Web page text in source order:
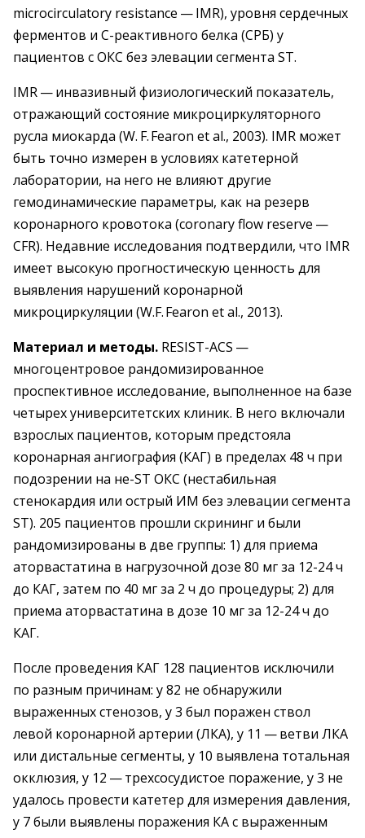
microcirculatory resistance — IMR), уровня сердечных
ферментов и С-реактивного белка (СРБ) у
пациентов с ОКС без элевации сегмента ST.
IMR — инвазивный физиологический показатель,
отражающий состояние микроциркуляторного
русла миокарда (W. F. Fearon et al., 2003). IMR может
быть точно измерен в условиях катетерной
лаборатории, на него не влияют другие
гемодинамические параметры, как на резерв
коронарного кровотока (coronary flow reserve —
CFR). Недавние исследования подтвердили, что IMR
имеет высокую прогностическую ценность для
выявления нарушений коронарной
микроциркуляции (W.F. Fearon et al., 2013).
Материал и методы. RESIST-ACS —
многоцентровое рандомизированное
проспективное исследование, выполненное на базе
четырех университетских клиник. В него включали
взрослых пациентов, которым предстояла
коронарная ангиография (КАГ) в пределах 48 ч при
подозрении на не-ST ОКС (нестабильная
стенокардия или острый ИМ без элевации сегмента
ST). 205 пациентов прошли скрининг и были
рандомизированы в две группы: 1) для приема
аторвастатина в нагрузочной дозе 80 мг за 12-24 ч
до КАГ, затем по 40 мг за 2 ч до процедуры; 2) для
приема аторвастатина в дозе 10 мг за 12-24 ч до
КАГ.
После проведения КАГ 128 пациентов исключили
по разным причинам: у 82 не обнаружили
выраженных стенозов, у 3 был поражен ствол
левой коронарной артерии (ЛКА), у 11 — ветви ЛКА
или дистальные сегменты, у 10 выявлена тотальная
окклюзия, у 12 — трехсосудистое поражение, у 3 не
удалось провести катетер для измерения давления,
у 7 были выявлены поражения КА с выраженным